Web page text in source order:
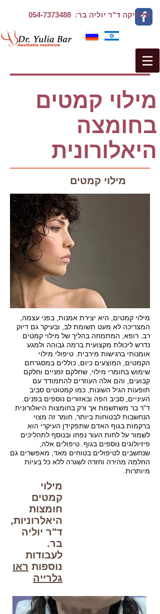
קליניקה ד"ר יוליה בר: 054-7373488
מילוי קמטים
בחומצה
היאלורונית
מילוי קמטים
מילוי קמטים, היא יצירת אמנות, בפני עצמה,
המצריכה לא מעט תשומת לב, ובעיקר גם דיוק
רב. רופא, המתמחה בהליך של מילוי קמטים
נדרש ליכולת מקצועית ברמה גבוהה ולמגע
אומנותי ברגישות מירבית. טיפולי מילוי
הקמטים, המוצעים כיום, כוללים במסגרתם
שימוש בחומרי מילוי, שחלקם זמניים וחלקם
קבועים, והם אלה העוזרים להתמודד עם
תופעות הגיל השונות, כמו קמטוטים סביב
העיניים, סביב הפה ובאזורים נוספים בפנים.
ד"ר בר משתשמת אך ורק בחומצות היאלורונית
הנחשבות לבטוחות ביותר, חומר זה מצוי
ברקמות בגוף האדם שתפקידן העיקרי הוא
לשמור על לחות העור נפחו ובנוסף לתהליכים
פיזיולוגים נוספים בגוף. טיפולים אלה,
שנחשבים לטיפולים בטוחים מאד, מאפשרים גם
החלמה מהירה וחזרה לשגרה ללא כל בעיות
מיותרות.
מילוי
קמטים
חומצות
היאלרוניות,
ד"ר יוליה
בר.
לעבודות
נוספות ראו
גלרייה